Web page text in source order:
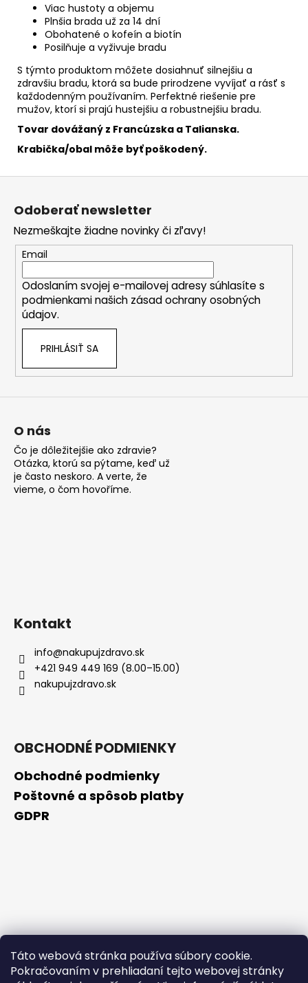
Táto webová stránka používa súbory cookie.
Pokračovaním v prehliadaní tejto webovej stránky
Viac hustoty a objemu
Plnšia brada už za 14 dní
Obohatené o kofeín a biotín
Posilňuje a vyživuje bradu
S týmto produktom môžete dosiahnuť silnejšiu a
zdravšiu bradu, ktorá sa bude prirodzene vyvíjať a rásť s
každodenným používaním. Perfektné riešenie pre
mužov, ktorí si prajú hustejšiu a robustnejšiu bradu.
Tovar dovážaný z Francúzska a Talianska.
Krabička/obal môže byť poškodený.
Z
Odoberať newsletter
Nezmeškajte žiadne novinky či zľavy!
Email
Odoslaním svojej e-mailovej adresy súhlasíte s
podmienkami našich zásad ochrany osobných
údajov.
PRIHLÁSIŤ SA
O nás
Čo je dôležitejšie ako zdravie?
Otázka, ktorú sa pýtame, keď už
je často neskoro. A verte, že
vieme, o čom hovoříme.
Kontakt
info@nakupujzdravo.sk
+421 949 449 169 (8.00–15.00)
nakupujzdravo.sk
OBCHODNÉ PODMIENKY
Obchodné podmienky
Poštovné a spôsob platby
GDPR